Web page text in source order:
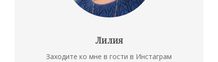
Лилия
Заходите ко мне в гости в Инстаграм